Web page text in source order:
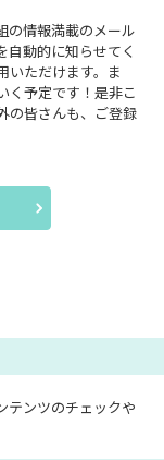
の情報満載のメール
自動的に知らせてく
いただけます。ま
く予定です！是非こ
の皆さんも、ご登録
テンツのチェックや